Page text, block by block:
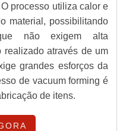
processo utiliza calor e
material, possibilitando
não exigem alta
realizado através de um
grandes esforços da
de vacuum forming é
de itens.